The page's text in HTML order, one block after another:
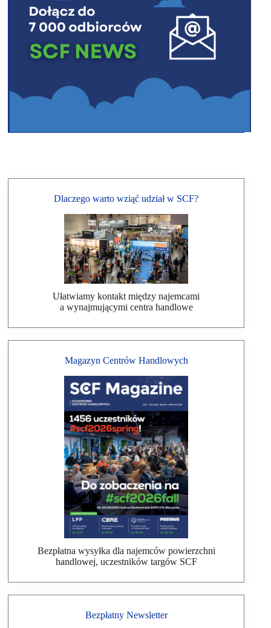
Dlaczego warto wziąć udział w SCF?
Ułatwiamy kontakt między najemcami
a wynajmującymi centra handlowe
Magazyn Centrów Handlowych
Bezpłatna wysyłka dla najemców powierzchni
handlowej, uczestników targów SCF
Bezpłatny Newsletter